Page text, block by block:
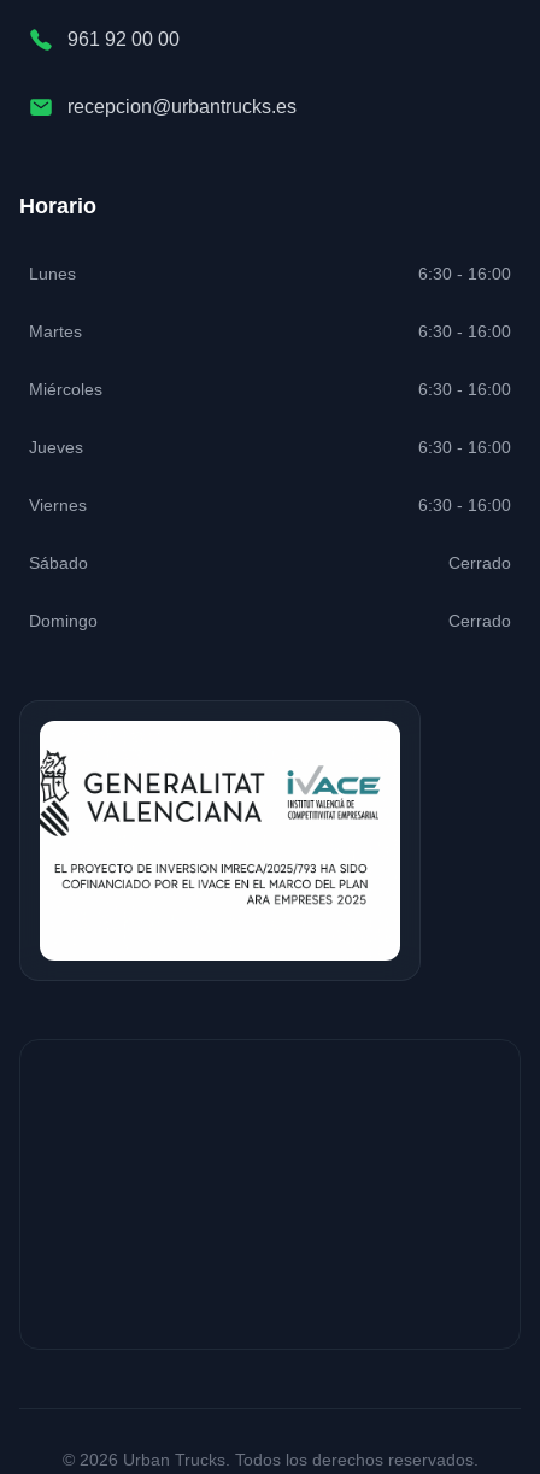
961 92 00 00
recepcion@urbantrucks.es
Horario
Lunes 6:30 - 16:00
Martes 6:30 - 16:00
Miércoles 6:30 - 16:00
Jueves 6:30 - 16:00
Viernes 6:30 - 16:00
Sábado Cerrado
Domingo Cerrado
© 2026 Urban Trucks. Todos los derechos reservados.